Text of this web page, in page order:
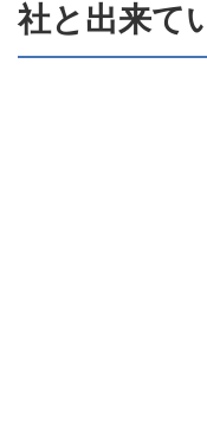
社と出来て